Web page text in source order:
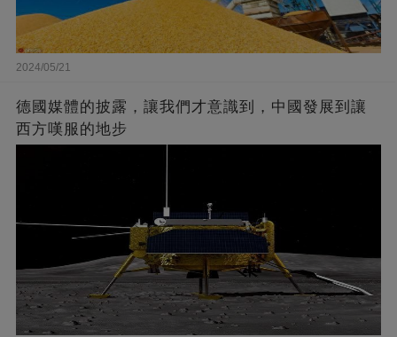
2024/05/21
德國媒體的披露，讓我們才意識到，中國發展到讓
西方嘆服的地步